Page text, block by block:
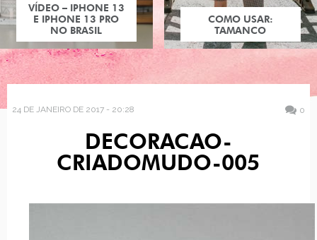
VÍDEO – IPHONE 13
E IPHONE 13 PRO
NO BRASIL
COMO USAR:
TAMANCO
24 DE JANEIRO DE 2017 - 20:28 0
DECORACAO-
CRIADOMUDO-005